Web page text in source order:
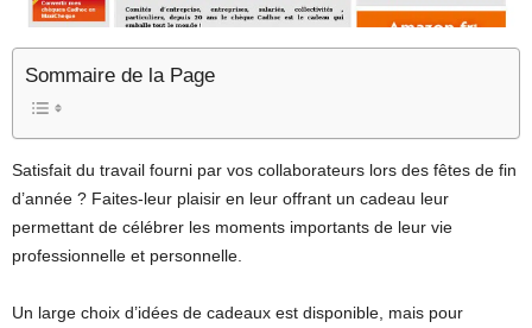
Sommaire de la Page
Satisfait du travail fourni par vos collaborateurs lors des fêtes de fin
d’année ? Faites-leur plaisir en leur offrant un cadeau leur
permettant de célébrer les moments importants de leur vie
professionnelle et personnelle.
Un large choix d’idées de cadeaux est disponible, mais pour